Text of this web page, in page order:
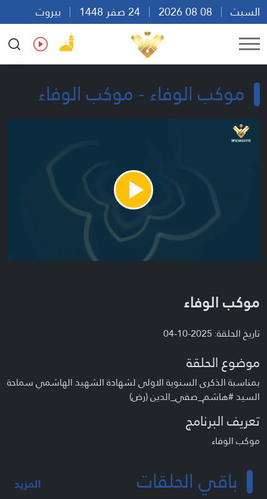
السبت
بيروت
06:04
Ar En Fr Es
موكب الوفاء - موكب الوفاء
Play
Video
موكب الوفاء
تاريخ الحلقة: 2025-10-04
موضوع الحلقة
بمناسبة الذكرى السنوية الاولى لشهادة الشهيد الهاشمي سماحة
السيد #هاشم_صفي_الدين (رض)
تعريف البرنامج
موكب الوفاء
باقي الحلقات المزيد